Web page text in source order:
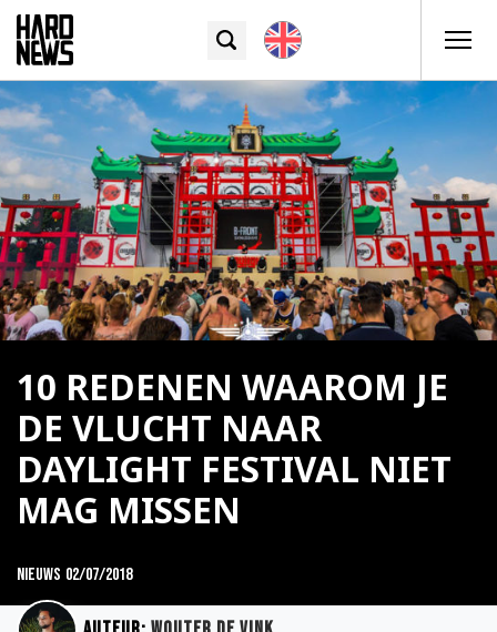
10 REDENEN WAAROM JE
DE VLUCHT NAAR
DAYLIGHT FESTIVAL NIET
MAG MISSEN
Nieuws 02/07/2018